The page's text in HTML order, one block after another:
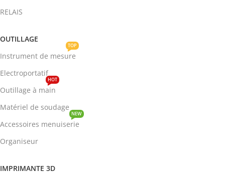
RELAIS
OUTILLAGE
Instrument de mesure
TOP
Electroportatif
Outillage à main
HOT
Matériel de soudage
Accessoires menuiserie
NEW
Organiseur
IMPRIMANTE 3D